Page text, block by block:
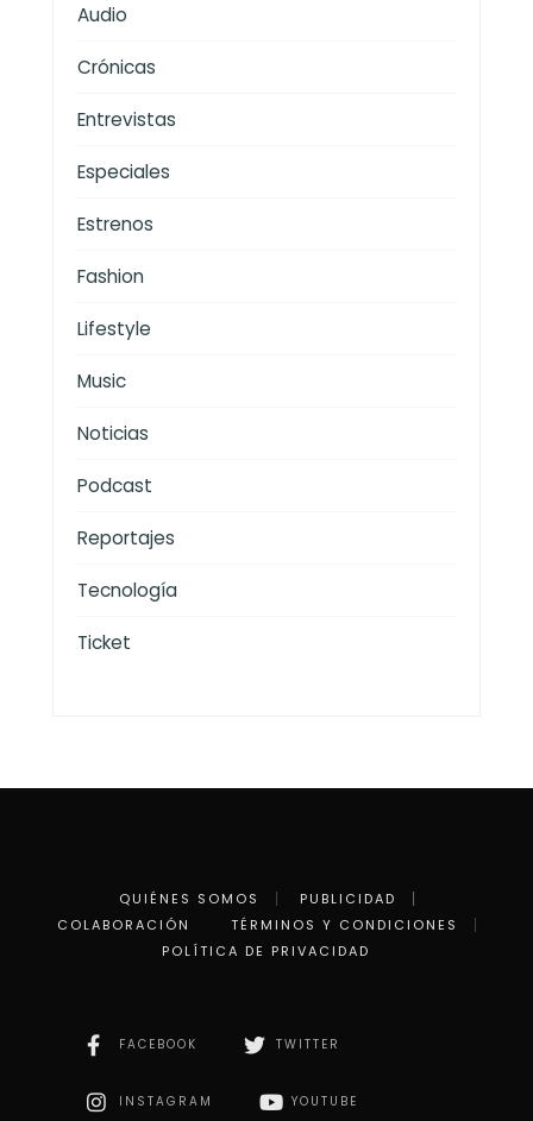
Audio
Crónicas
Entrevistas
Especiales
Estrenos
Fashion
Lifestyle
Music
Noticias
Podcast
Reportajes
Tecnología
Ticket
QUIÉNES SOMOS
PUBLICIDAD
COLABORACIÓN
TÉRMINOS Y CONDICIONES
POLÍTICA DE PRIVACIDAD
FACEBOOK TWITTER
INSTAGRAM YOUTUBE